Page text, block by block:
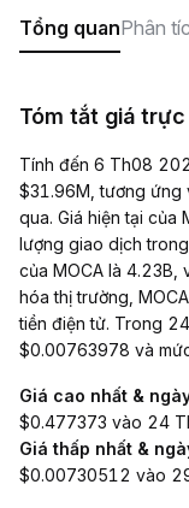
Tổng quanPhân
Tóm tắt giá
Tính đến 6 Th08
$31.96M, tương ứng
qua. Giá hiện tại của
lượng giao dịch
của MOCA là 4.23B,
hóa thị trường,
tiền điện tử. Trong
$0.00763978 và
Giá cao nhất &
$0.477373 vào 24
Giá thấp nhất &
$0.00730512 vào